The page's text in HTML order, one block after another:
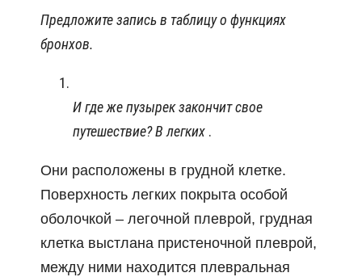
Предложите запись в таблицу о функциях
бронхов.
И где же пузырек закончит свое
путешествие? В легких .
Они расположены в грудной клетке.
Поверхность легких покрыта особой
оболочкой – легочной плеврой, грудная
клетка выстлана пристеночной плеврой,
между ними находится плевральная